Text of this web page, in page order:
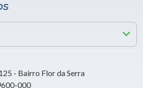
- Bairro Flor da Serra
000